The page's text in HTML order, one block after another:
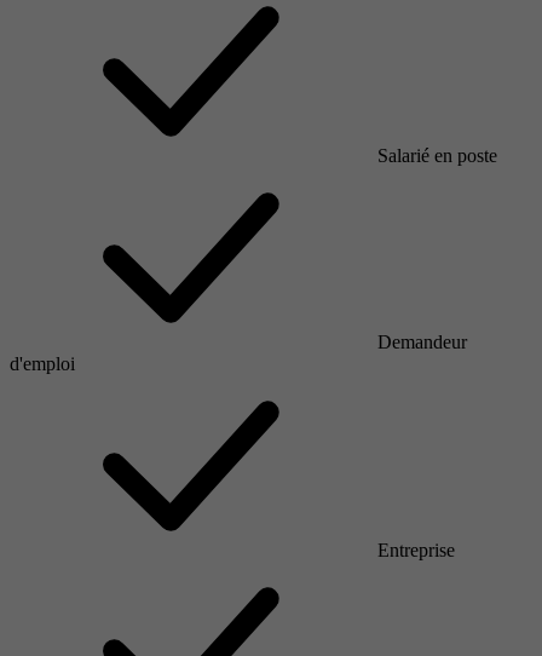
Salarié en poste
Demandeur
d'emploi
Entreprise